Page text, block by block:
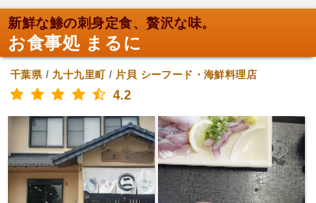
新鮮な鯵の刺身定食、贅沢な味。
お食事処 まるに
千葉県/ 九十九里町/ 片貝 シーフード・海鮮料理店
4.2